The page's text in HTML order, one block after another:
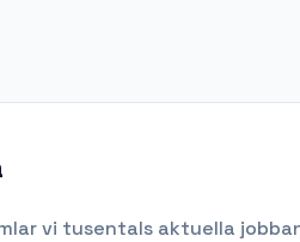
vi tusentals aktuella